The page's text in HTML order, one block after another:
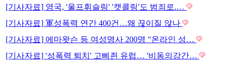
[기사자료] 영국, '울프휘슬링' '캣콜링'도 범죄로.…
[기사자료] 軍성폭력 연간 400건…왜 끊이질 않나
[기사자료] 에마왓슨 등 여성명사 200명 "온라인 성…
[기사자료] '성폭력 퇴치' 고삐죈 유럽… '비동의강간…